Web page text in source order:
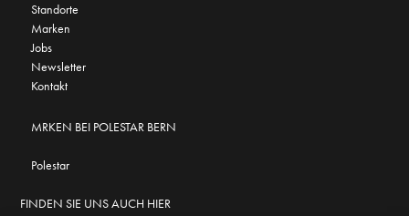
Standorte
Marken
Jobs
Newsletter
Kontakt
MRKEN BEI POLESTAR BERN
Polestar
FINDEN SIE UNS AUCH HIER